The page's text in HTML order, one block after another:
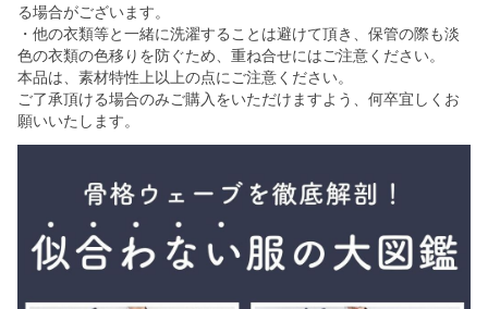
る場合がございます。
・他の衣類等と一緒に洗濯することは避けて頂き、保管の際も淡
色の衣類の色移りを防ぐため、重ね合せにはご注意ください。
本品は、素材特性上以上の点にご注意ください。
ご了承頂ける場合のみご購入をいただけますよう、何卒宜しくお